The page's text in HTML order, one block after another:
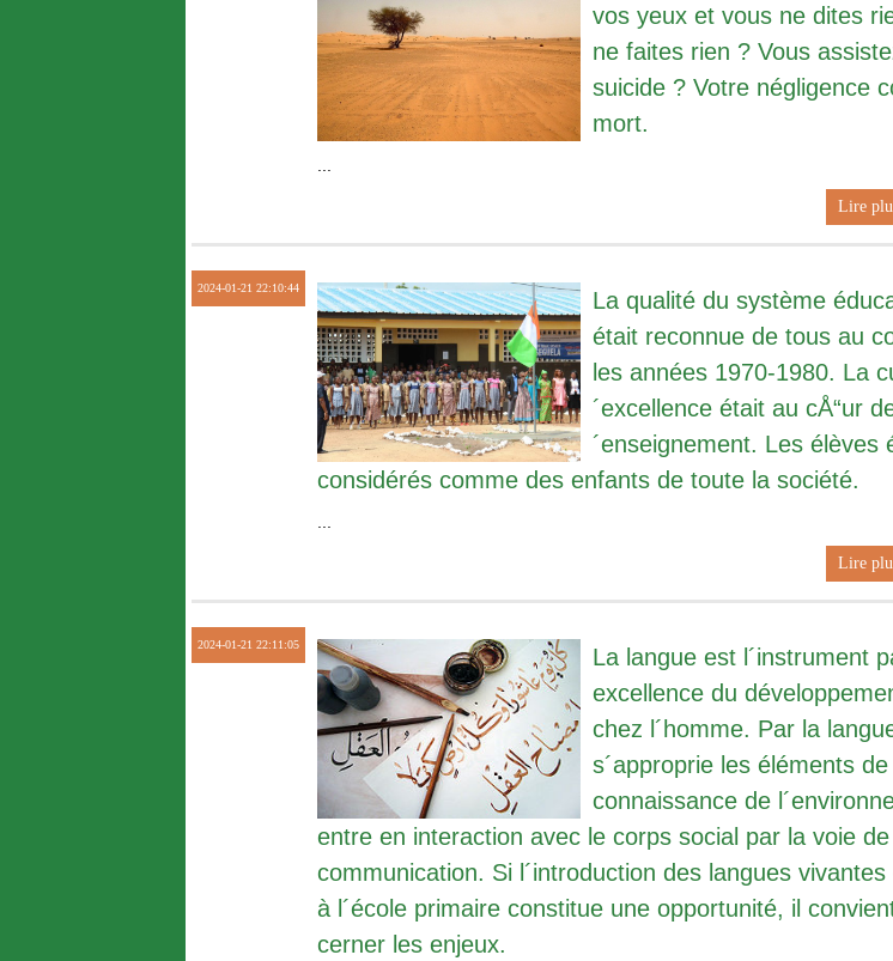
vos yeux et vous ne dites
ne faites rien ? Vous
suicide ? Votre négligence
mort.
Lire
2024-01-21 22:10:44
La qualité du système
était reconnue de tous au
les années 1970-1980. La
´excellence était au cÅ“ur de
´enseignement. Les élèves
considérés comme des enfants de toute la société.
Lire
2024-01-21 22:11:05
La langue est l´instrument
excellence du
chez l´homme. Par la
s´approprie les éléments de
connaissance de
entre en interaction avec le corps social par la voie
communication. Si l´introduction des langues
à l´école primaire constitue une opportunité, il
cerner les enjeux.